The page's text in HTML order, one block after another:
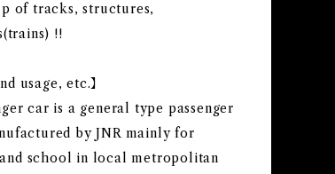
of tracks, structures,
!!
usage, etc.】
car is a general type passenger
by JNR mainly for
school in local metropolitan